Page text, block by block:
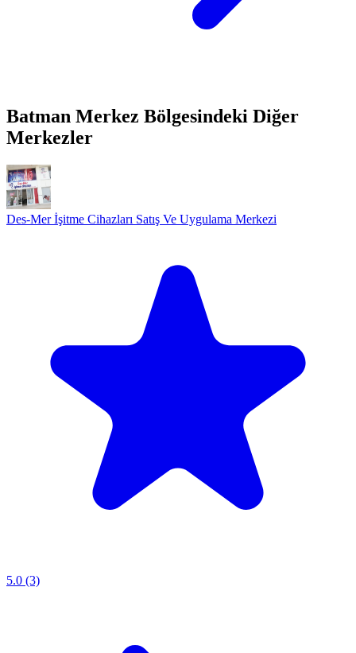
Batman Merkez Bölgesindeki Diğer
Merkezler
Des-Mer İşitme Cihazları Satış Ve Uygulama Merkezi
5.0 (3)